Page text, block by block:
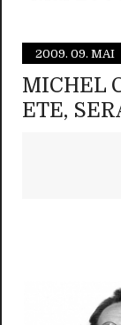
2009. 09. MAI
MICHEL
ETE,